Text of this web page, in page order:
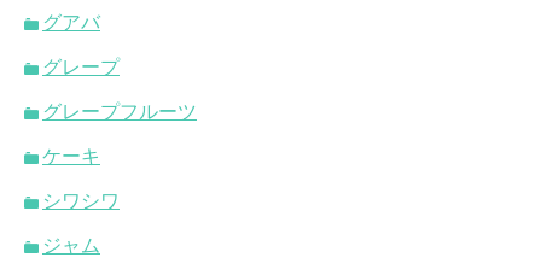
グアバ
グレープ
グレープフルーツ
ケーキ
シワシワ
ジャム